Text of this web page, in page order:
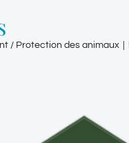
/ Protection des animaux